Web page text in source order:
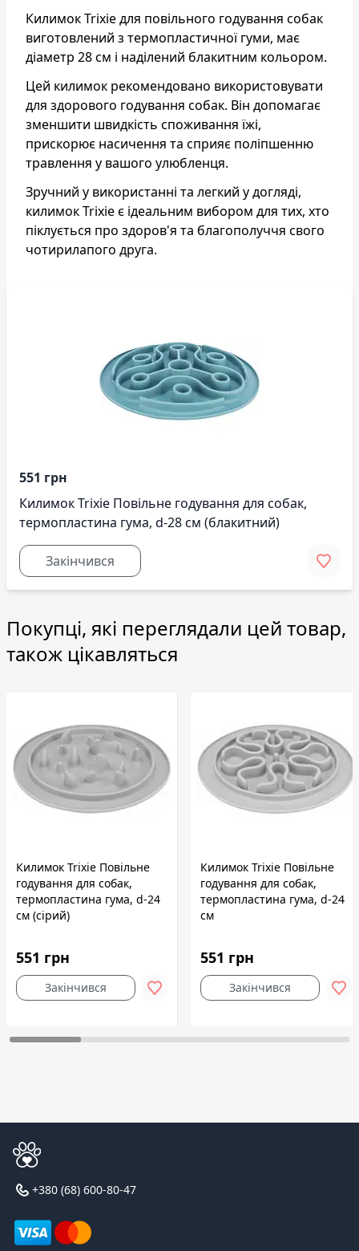
Килимок Trixie для повільного годування собак
виготовлений з термопластичної гуми, має
діаметр 28 см і наділений блакитним кольором.
Цей килимок рекомендовано використовувати
для здорового годування собак. Він допомагає
зменшити швидкість споживання їжі,
прискорює насичення та сприяє поліпшенню
травлення у вашого улюбленця.
Зручний у використанні та легкий у догляді,
килимок Trixie є ідеальним вибором для тих, хто
піклується про здоров'я та благополуччя свого
чотирилапого друга.
551 грн
Килимок Trixie Повільне годування для собак,
термопластина гума, d-28 см (блакитний)
Закінчився
Покупці, які переглядали цей товар,
також цікавляться
Килимок Trixie Повільне
годування для собак,
термопластина гума, d-24
см (сірий)
551 грн
Закінчився
Килимок Trixie Повільне
годування для собак,
термопластина гума, d-24
см
551 грн
Закінчився
+380 (68) 600-80-47